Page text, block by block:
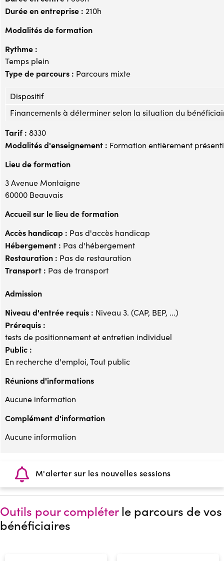
Durée en entreprise : 210h
Modalités de formation
Rythme :
Temps plein
Type de parcours : Parcours mixte
Dispositif
Financements à déterminer selon la situation du
Tarif : 8330
Modalités d'enseignement : Formation entièrement
Lieu de formation
3 Avenue Montaigne
60000 Beauvais
Accueil sur le lieu de formation
Accès handicap : Pas d'accès handicap
Hébergement : Pas d'hébergement
Restauration : Pas de restauration
Transport : Pas de transport
Admission
Niveau d'entrée requis : Niveau 3. (CAP, BEP, ...)
Prérequis :
tests de positionnement et entretien individuel
Public :
En recherche d'emploi, Tout public
Réunions d'informations
Aucune information
Complément d'information
Aucune information
M'alerter sur les nouvelles sessions
Outils pour compléterle parcours de vos
bénéficiaires